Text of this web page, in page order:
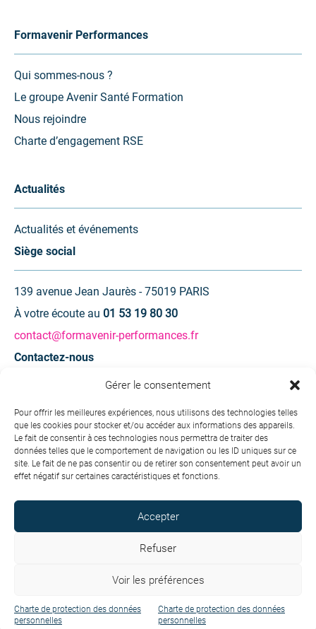
Gérer le consentement
Pour offrir les meilleures expériences, nous utilisons des technologies telles
que les cookies pour stocker et/ou accéder aux informations des appareils.
Le fait de consentir à ces technologies nous permettra de traiter des
données telles que le comportement de navigation ou les ID uniques sur ce
site. Le fait de ne pas consentir ou de retirer son consentement peut avoir un
effet négatif sur certaines caractéristiques et fonctions.
Accepter
Refuser
Voir les préférences
Charte de protection des données
personnelles
Charte de protection des données
personnelles
Formavenir Performances
Qui sommes-nous ?
Le groupe Avenir Santé Formation
Nous rejoindre
Charte d’engagement RSE
Actualités
Actualités et événements
Siège social
139 avenue Jean Jaurès - 75019 PARIS
À votre écoute au 01 53 19 80 30
contact@formavenir-performances.fr
Contactez-nous
Contactez-nous
Copyright © 2026 Formavenir - Performances. Tous droits
Charte de protection des données personnelles
Mentions légales